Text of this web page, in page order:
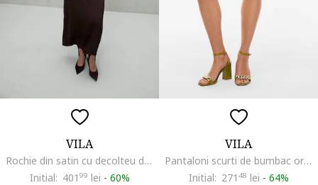
VILA
Rochie din satin cu decolteu drapat, Maro
Initial: 401 99 lei - 60%
VILA
Pantaloni scurti de bumbac organic, cu talie inalta, Verde
Initial: 271 48 lei - 64%